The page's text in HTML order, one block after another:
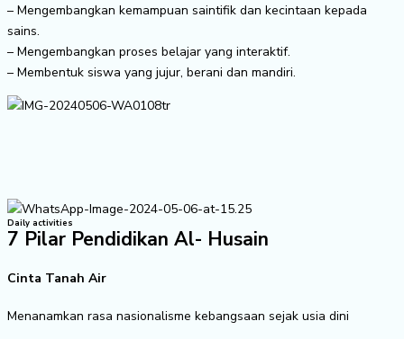
– Mengembangkan kemampuan saintifik dan kecintaan kepada
sains.
– Mengembangkan proses belajar yang interaktif.
– Membentuk siswa yang jujur, berani dan mandiri.
Daily activities
7 Pilar Pendidikan Al- Husain
Cinta Tanah Air
Menanamkan rasa nasionalisme kebangsaan sejak usia dini